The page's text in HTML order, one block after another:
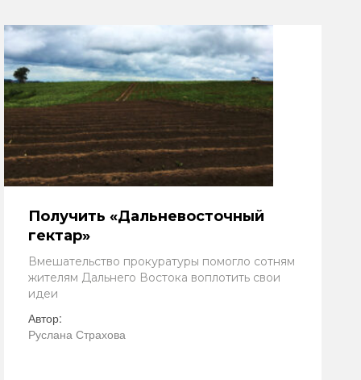
Получить «Дальневосточный
гектар»
Вмешательство прокуратуры помогло сотням
жителям Дальнего Востока воплотить свои
идеи
Автор:
Руслана Страхова